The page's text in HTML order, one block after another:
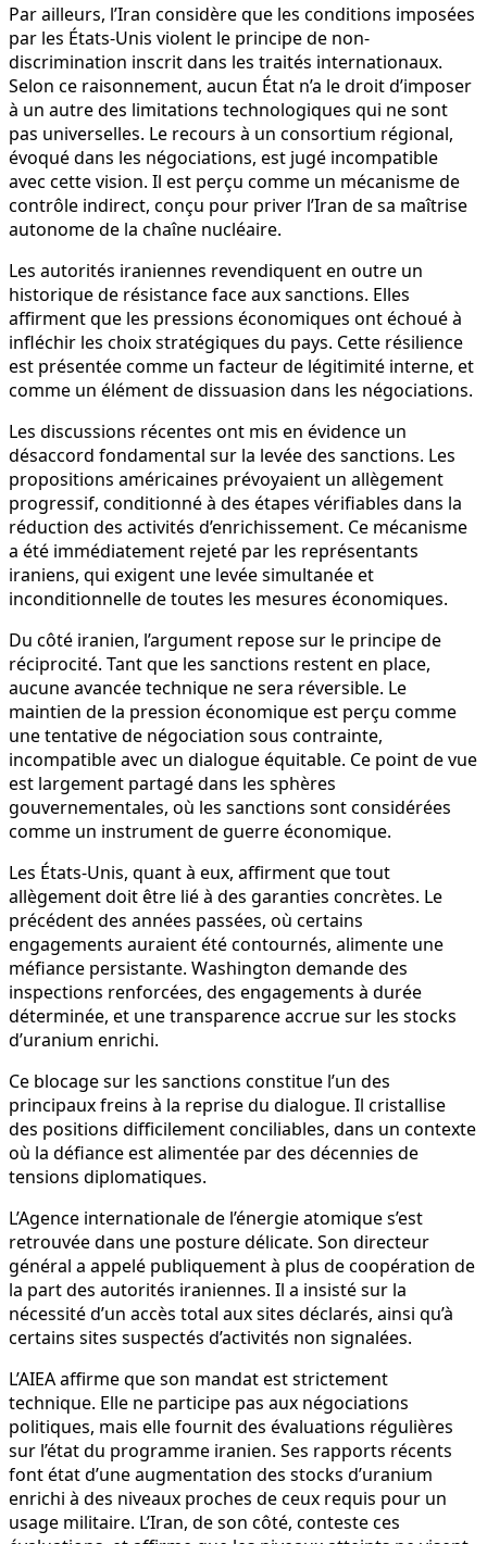
Par ailleurs, l’Iran considère que les conditions imposées
par les États-Unis violent le principe de non-
discrimination inscrit dans les traités internationaux.
Selon ce raisonnement, aucun État n’a le droit d’imposer
à un autre des limitations technologiques qui ne sont
pas universelles. Le recours à un consortium régional,
évoqué dans les négociations, est jugé incompatible
avec cette vision. Il est perçu comme un mécanisme de
contrôle indirect, conçu pour priver l’Iran de sa maîtrise
autonome de la chaîne nucléaire.
Les autorités iraniennes revendiquent en outre un
historique de résistance face aux sanctions. Elles
affirment que les pressions économiques ont échoué à
infléchir les choix stratégiques du pays. Cette résilience
est présentée comme un facteur de légitimité interne, et
comme un élément de dissuasion dans les négociations.
Les discussions récentes ont mis en évidence un
désaccord fondamental sur la levée des sanctions. Les
propositions américaines prévoyaient un allègement
progressif, conditionné à des étapes vérifiables dans la
réduction des activités d’enrichissement. Ce mécanisme
a été immédiatement rejeté par les représentants
iraniens, qui exigent une levée simultanée et
inconditionnelle de toutes les mesures économiques.
Du côté iranien, l’argument repose sur le principe de
réciprocité. Tant que les sanctions restent en place,
aucune avancée technique ne sera réversible. Le
maintien de la pression économique est perçu comme
une tentative de négociation sous contrainte,
incompatible avec un dialogue équitable. Ce point de vue
est largement partagé dans les sphères
gouvernementales, où les sanctions sont considérées
comme un instrument de guerre économique.
Les États-Unis, quant à eux, affirment que tout
allègement doit être lié à des garanties concrètes. Le
précédent des années passées, où certains
engagements auraient été contournés, alimente une
méfiance persistante. Washington demande des
inspections renforcées, des engagements à durée
déterminée, et une transparence accrue sur les stocks
d’uranium enrichi.
Ce blocage sur les sanctions constitue l’un des
principaux freins à la reprise du dialogue. Il cristallise
des positions difficilement conciliables, dans un contexte
où la défiance est alimentée par des décennies de
tensions diplomatiques.
L’Agence internationale de l’énergie atomique s’est
retrouvée dans une posture délicate. Son directeur
général a appelé publiquement à plus de coopération de
la part des autorités iraniennes. Il a insisté sur la
nécessité d’un accès total aux sites déclarés, ainsi qu’à
certains sites suspectés d’activités non signalées.
L’AIEA affirme que son mandat est strictement
technique. Elle ne participe pas aux négociations
politiques, mais elle fournit des évaluations régulières
sur l’état du programme iranien. Ses rapports récents
font état d’une augmentation des stocks d’uranium
enrichi à des niveaux proches de ceux requis pour un
usage militaire. L’Iran, de son côté, conteste ces